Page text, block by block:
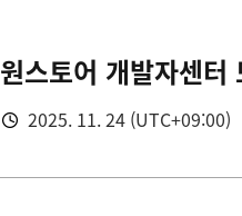
원스토어 개발자센터
2025. 11. 24 (UTC+09:00)